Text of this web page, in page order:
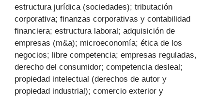
estructura jurídica (sociedades); tributación
corporativa; finanzas corporativas y contabilidad
financiera; estructura laboral; adquisición de
empresas (m&a); microeconomía; ética de los
negocios; libre competencia; empresas reguladas,
derecho del consumidor; competencia desleal;
propiedad intelectual (derechos de autor y
propiedad industrial); comercio exterior y